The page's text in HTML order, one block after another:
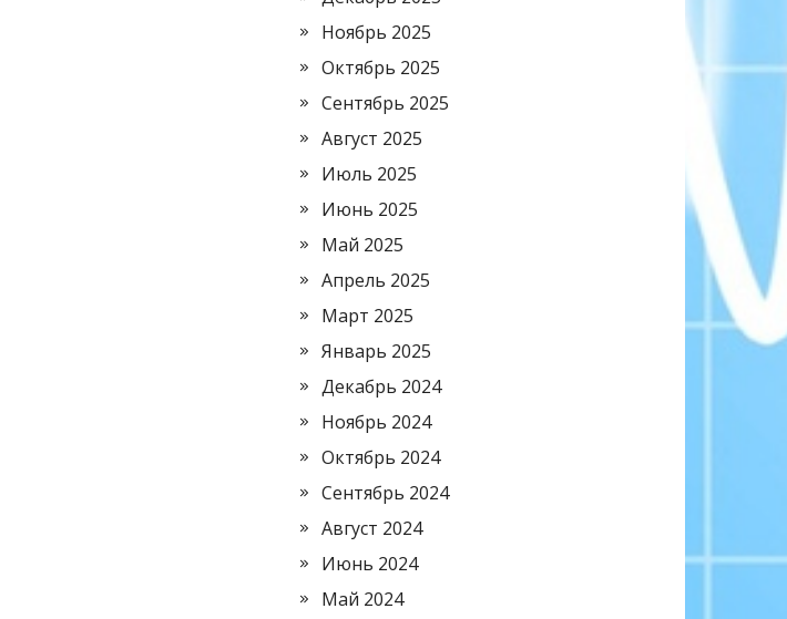
Ноябрь 2025
Октябрь 2025
Сентябрь 2025
Август 2025
Июль 2025
Июнь 2025
Май 2025
Апрель 2025
Март 2025
Январь 2025
Декабрь 2024
Ноябрь 2024
Октябрь 2024
Сентябрь 2024
Август 2024
Июнь 2024
Май 2024